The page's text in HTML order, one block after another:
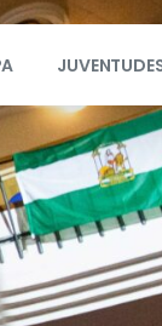
Escribe a